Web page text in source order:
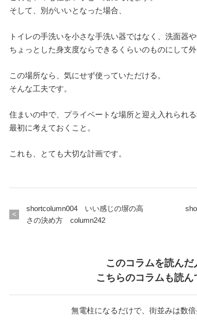
そして、別がいいとなった場合、
トイレの手洗いを小さな手洗い器ではなく、洗面器
ちょっとした身支度ならできるくらいのものにして
この場所なら、気にせず使っていただける。
そんな工夫です。
住まいの中で、プライベートな場所と迎え入れられ
最初に考えておくこと。
これも、とても大切な計画です。
shortcolumn004 いい感じの塀の高
さの決め方 column242
このコラムを読んだ
こちらのコラムも読ん
無電柱になるだけで、街並みは数